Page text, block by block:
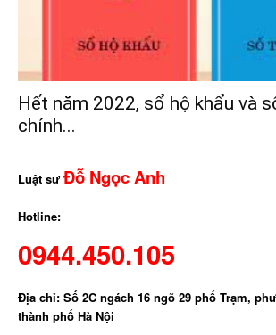
Hết năm 2022, sổ hộ khẩu và
chính...
Luật sưĐỗ Ngọc Anh
Hotline:
0944.450.105
Địa chỉ: Số 2C ngách 16 ngõ 29 phố Trạm,
thành phố Hà Nội